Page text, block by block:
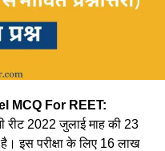
MCQ For REET:
रीट 2022 जुलाई माह की 23
इस परीक्षा के लिए 16 लाख